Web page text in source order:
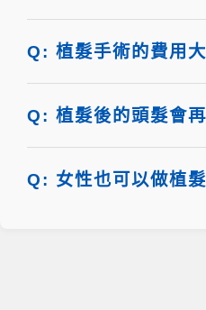
Q: 植髮手術的費用
Q: 植髮後的頭髮會
Q: 女性也可以做植髮